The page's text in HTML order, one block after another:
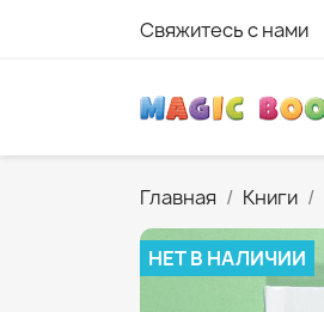
Свяжитесь с нами
Главная Книги
НЕТ В НАЛИЧИИ